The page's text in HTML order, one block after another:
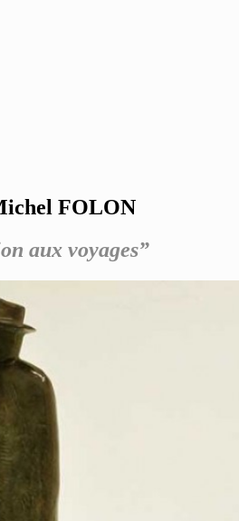
pallade galerie art
FOLON
aux voyages”